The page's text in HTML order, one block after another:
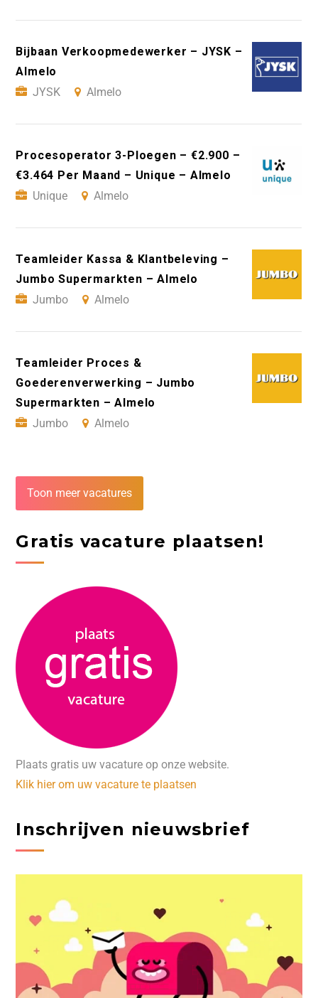
Bijbaan Verkoopmedewerker – JYSK –
Almelo
JYSK
Almelo
Procesoperator 3-Ploegen – €2.900 –
€3.464 Per Maand – Unique – Almelo
Unique
Almelo
Teamleider Kassa & Klantbeleving –
Jumbo Supermarkten – Almelo
Jumbo
Almelo
Teamleider Proces &
Goederenverwerking – Jumbo
Supermarkten – Almelo
Jumbo
Almelo
Toon meer vacatures
Gratis vacature plaatsen!
Plaats gratis uw vacature op onze website.
Klik hier om uw vacature te plaatsen
Inschrijven nieuwsbrief